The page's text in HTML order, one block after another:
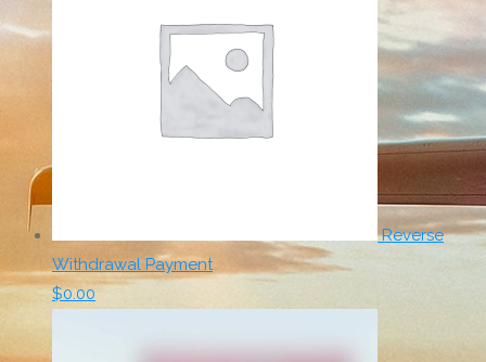
Reverse
Withdrawal Payment
$0.00